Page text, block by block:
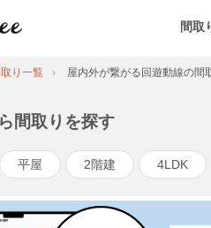
間取
り一覧 屋内外が繋がる回遊動線の間
間取りを探す
平屋 2階建 4LDK